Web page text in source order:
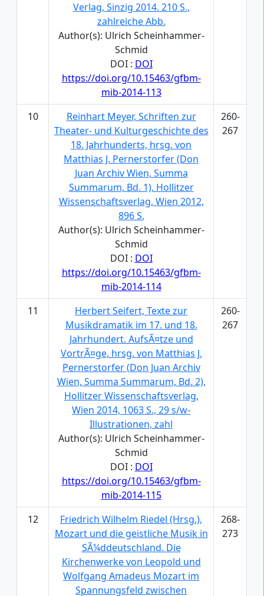
Verlag, Sinzig 2014. 210 S.,
zahlreiche Abb.
Author(s): Ulrich Scheinhammer-
Schmid
DOI : DOI
https://doi.org/10.15463/gfbm-
mib-2014-113
10
Reinhart Meyer, Schriften zur
Theater- und Kulturgeschichte des
18. Jahrhunderts, hrsg. von
Matthias J. Pernerstorfer (Don
Juan Archiv Wien, Summa
Summarum, Bd. 1), Hollitzer
Wissenschaftsverlag, Wien 2012,
896 S.
Author(s): Ulrich Scheinhammer-
Schmid
DOI : DOI
https://doi.org/10.15463/gfbm-
mib-2014-114
260-
267
11
Herbert Seifert, Texte zur
Musikdramatik im 17. und 18.
Jahrhundert. AufsÃ¤tze und
VortrÃ¤ge, hrsg. von Matthias J.
Pernerstorfer (Don Juan Archiv
Wien, Summa Summarum, Bd. 2),
Hollitzer Wissenschaftsverlag,
Wien 2014, 1063 S., 29 s/w-
Illustrationen, zahl
Author(s): Ulrich Scheinhammer-
Schmid
DOI : DOI
https://doi.org/10.15463/gfbm-
mib-2014-115
260-
267
12
Friedrich Wilhelm Riedel (Hrsg.),
Mozart und die geistliche Musik in
SÃ¼ddeutschland. Die
Kirchenwerke von Leopold und
Wolfgang Amadeus Mozart im
Spannungsfeld zwischen
268-
273